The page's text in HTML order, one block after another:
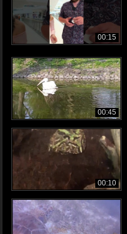
00:15
00:45
00:10